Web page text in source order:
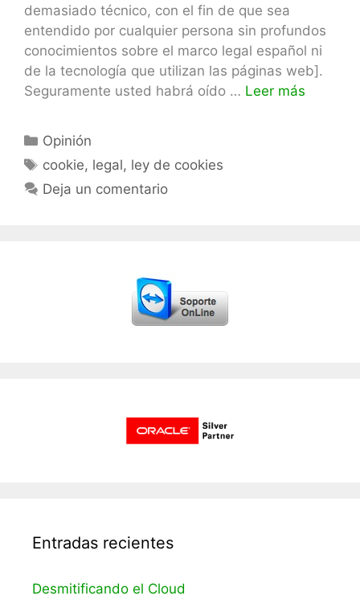
demasiado técnico, con el fin de que sea
entendido por cualquier persona sin profundos
conocimientos sobre el marco legal español ni
de la tecnología que utilizan las páginas web].
Seguramente usted habrá oído … Leer más
Categorías
Opinión
Etiquetas
cookie, legal, ley de cookies
Deja un comentario
Entradas recientes
Desmitificando el Cloud